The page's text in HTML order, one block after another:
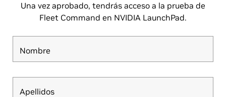
Una vez aprobado, tendrás acceso a la prueba de
Fleet Command en NVIDIA LaunchPad.
Nombre
Apellidos